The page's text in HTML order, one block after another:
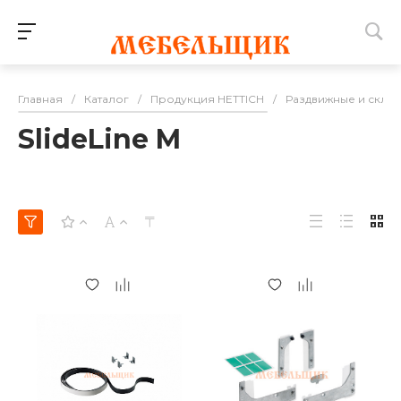
Главная / Каталог / Продукция HETTICH / Раздвижные и
SlideLine M